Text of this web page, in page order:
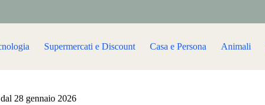
Supermercati e Discount Casa e Persona Animali
28 gennaio 2026